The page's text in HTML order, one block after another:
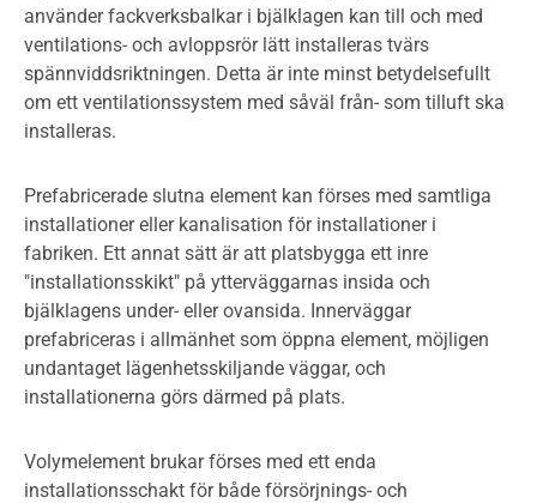
använder fackverksbalkar i bjälklagen kan till och med
ventilations- och avloppsrör lätt installeras tvärs
spännviddsriktningen. Detta är inte minst betydelsefullt
om ett ventilationssystem med såväl från- som tilluft ska
installeras.
Prefabricerade slutna element kan förses med samtliga
installationer eller kanalisation för installationer i
fabriken. Ett annat sätt är att platsbygga ett inre
"installationsskikt" på ytterväggarnas insida och
bjälklagens under- eller ovansida. Innerväggar
prefabriceras i allmänhet som öppna element, möjligen
undantaget lägenhetsskiljande väggar, och
installationerna görs därmed på plats.
Volymelement brukar förses med ett enda
installationsschakt för både försörjnings- och